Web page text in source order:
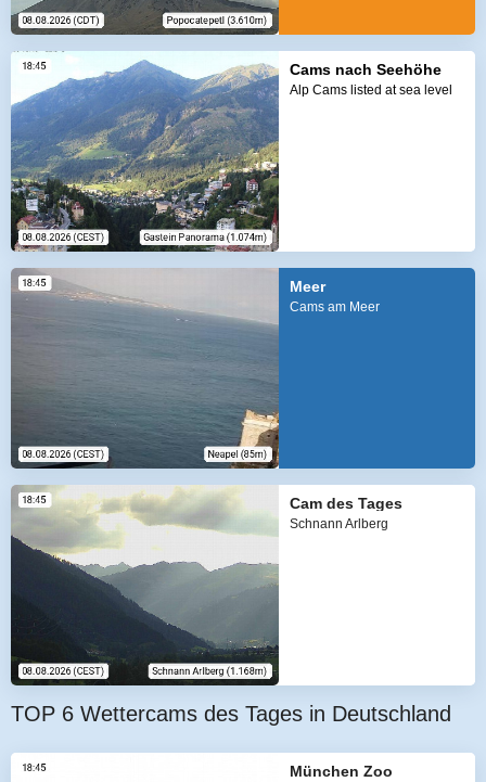
Cams nach Seehöhe
Alp Cams listed at sea level
Meer
Cams am Meer
Cam des Tages
Schnann Arlberg
TOP 6 Wettercams des Tages in Deutschland
München Zoo